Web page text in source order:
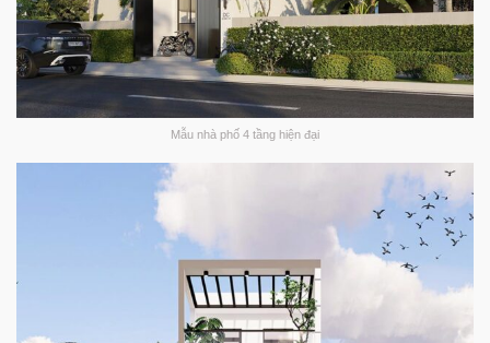
Mẫu nhà phố 4 tầng hiện đại